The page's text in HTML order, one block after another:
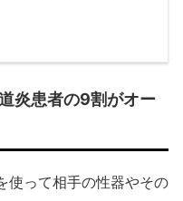
炎患者の9割がオー
使って相手の性器やその